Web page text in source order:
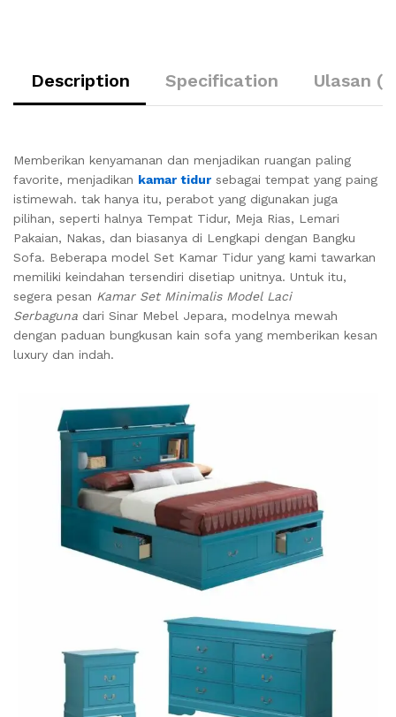
Description Specification Ulasan
Memberikan kenyamanan dan menjadikan ruangan paling
favorite, menjadikan kamar tidur sebagai tempat yang paing
istimewah. tak hanya itu, perabot yang digunakan juga
pilihan, seperti halnya Tempat Tidur, Meja Rias, Lemari
Pakaian, Nakas, dan biasanya di Lengkapi dengan Bangku
Sofa. Beberapa model Set Kamar Tidur yang kami tawarkan
memiliki keindahan tersendiri disetiap unitnya. Untuk itu,
segera pesan Kamar Set Minimalis Model Laci
Serbaguna dari Sinar Mebel Jepara, modelnya mewah
dengan paduan bungkusan kain sofa yang memberikan kesan
luxury dan indah.